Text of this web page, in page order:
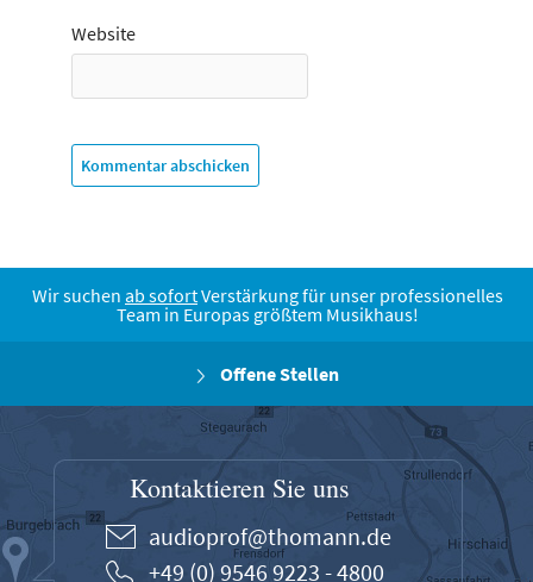
Website
Wir suchen ab sofortVerstärkung für unser professionelles
Team in Europas größtem Musikhaus!
Offene Stellen
Kontaktieren Sie uns
audioprof@thomann.de
+49 (0) 9546 9223 - 4800